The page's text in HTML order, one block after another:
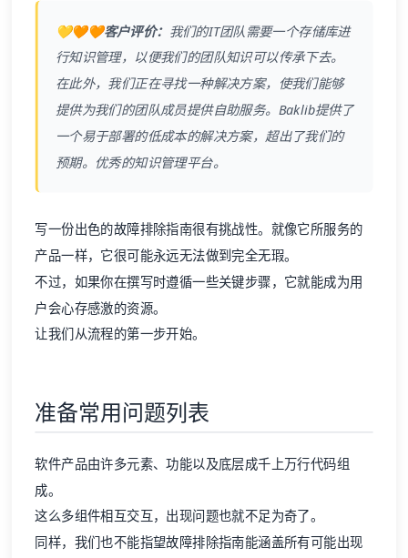
💛🧡🧡客户评价： 我们的IT团队需要一个存储库进
行知识管理，以便我们的团队知识可以传承下去。
在此外，我们正在寻找一种解决方案，使我们能够
提供为我们的团队成员提供自助服务。 Baklib提供了
一个易于部署的低成本的解决方案，超出了我们的
预期。优秀的知识管理平台。
写一份出色的故障排除指南很有挑战性。就像它所服务的
产品一样，它很可能永远无法做到完全无瑕。
不过，如果你在撰写时遵循一些关键步骤，它就能成为用
户会心存感激的资源。
让我们从流程的第一步开始。
准备常用问题列表
软件产品由许多元素、功能以及底层成千上万行代码组
成。
这么多组件相互交互，出现问题也就不足为奇了。
同样，我们也不能指望故障排除指南能涵盖所有可能出现